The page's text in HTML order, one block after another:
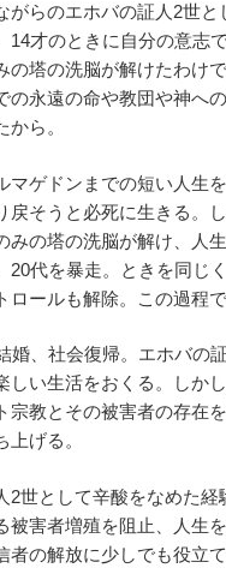
がらのエホバの証人2世と
14才のときに自分の意志
の塔の洗脳が解けたわけ
の永遠の命や教団や神へ
から。
マゲドンまでの短い人生
戻そうと必死に生きる。
みの塔の洗脳が解け、人
20代を暴走。ときを同じ
ロールも解除。この過程で
婚、社会復帰。エホバの
しい生活をおくる。しか
宗教とその被害者の存在
上げる。
2世として辛酸をなめた経
被害者増殖を阻止、人生
者の解放に少しでも役立て